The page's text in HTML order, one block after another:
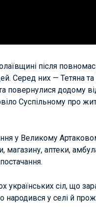
після
Серед них — Тетяна та
повернулися додому
Суспільному про
у Великому
аптеки,
українських сіл, що
народився у селі й